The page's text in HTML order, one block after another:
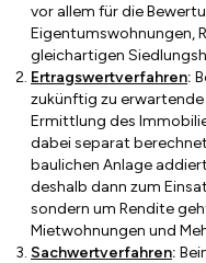
vor allem für die
Eigentumswohnungen,
gleichartigen
Ertragswertverfahren:
zukünftig zu
Ermittlung des
dabei separat
baulichen Anlage
deshalb dann zum
sondern um Rendite
Mietwohnungen und
Sachwertverfahren: